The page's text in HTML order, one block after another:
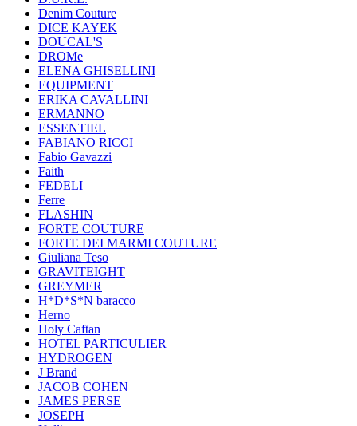
Denim Couture
DICE KAYEK
DOUCAL'S
DROMe
ELENA GHISELLINI
EQUIPMENT
ERIKA CAVALLINI
ERMANNO
ESSENTIEL
FABIANO RICCI
Fabio Gavazzi
Faith
FEDELI
Ferre
FLASHIN
FORTE COUTURE
FORTE DEI MARMI COUTURE
Giuliana Teso
GRAVITEIGHT
GREYMER
H*D*S*N baracco
Herno
Holy Caftan
HOTEL PARTICULIER
HYDROGEN
J Brand
JACOB COHEN
JAMES PERSE
JOSEPH